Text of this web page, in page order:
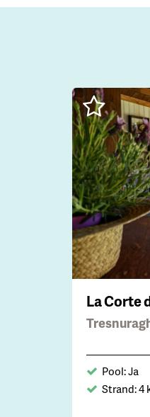
La Corte
Pool: Ja
Strand: 4